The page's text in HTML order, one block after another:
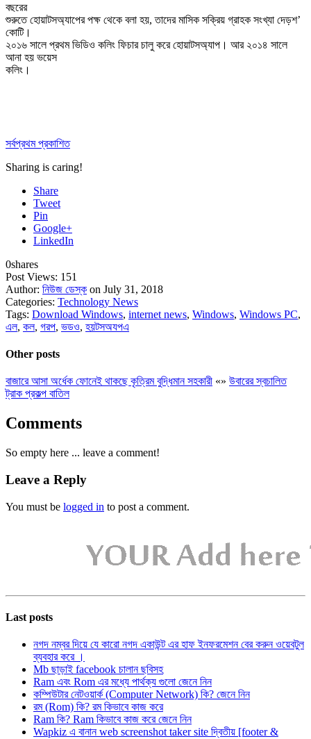
বছরের
শুরুতে হোয়াটসঅ্যাপের পক্ষ থেকে বলা হয়, তাদের মাসিক সক্রিয় গ্রাহক সংখ্যা দেড়শ’
কোটি।
২০১৬ সালে প্রথম ভিডিও কলিং ফিচার চালু করে হোয়াটসঅ্যাপ। আর ২০১৪ সালে
আনা হয় ভয়েস
কলিং।
সর্বপ্রথম প্রকাশিত
Sharing is caring!
Share
Tweet
Pin
Google+
LinkedIn
0shares
Post Views: 151
Author: নিউজ ডেস্ক on July 31, 2018
Categories: Technology News
Tags: Download Windows, internet news, Windows, Windows PC,
এল, কল, গরপ, ভডও, হয়টসঅযপএ
Other posts
বাজারে আসা অর্ধেক ফোনেই থাকছে কৃত্রিম বুদ্ধিমান সহকারী «» উবারের স্বচালিত
ট্রাক প্রকল্প বাতিল
Comments
So empty here ... leave a comment!
Leave a Reply
You must be logged in to post a comment.
Last posts
নগদ নম্বর দিয়ে যে কারো নগদ একাউন্ট এর হাফ ইনফরমেশন বের করুন ওয়েবটুল
ব্যবহার করে ।
Mb ছাড়াই facebook চালান ছবিসহ
Ram এবং Rom এর মধ্যে পার্থক্য গুলো জেনে নিন
কম্পিউটার নেটওয়ার্ক (Computer Network) কি? জেনে নিন
রম (Rom) কি? রম কিভাবে কাজ করে
Ram কি? Ram কিভাবে কাজ করে জেনে নিন
Wapkiz এ বানান web screenshot taker site দ্বিতীয় [footer &